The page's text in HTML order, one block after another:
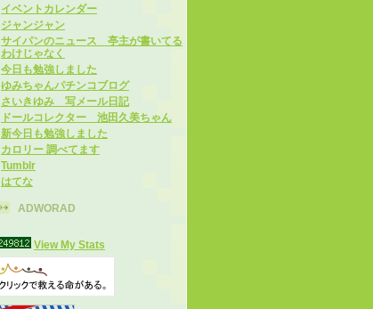
イベントカレンダー
ジャンジャン
サイパンのニュース 亭主が書いてる
わけじゃなく
今日も勉強しました
ゆみちゃんパチンコブログ
さいきゆみ 写メール日記
ドールコレクター 池田久美ちゃん
新今日も勉強しました
カロリー 調べてます
Tumblr
はてな
ADWORAD
View My Stats